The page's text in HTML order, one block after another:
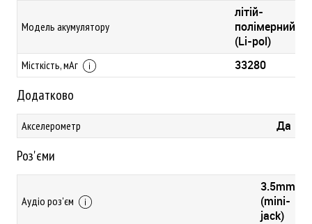
Модель акумулятору
літій-
полімерний
(Li-pol)
Місткість, мАг 33280
Додатково
Акселерометр Да
Роз'єми
Аудіо роз'єм
3.5mm
(mini-
jack)